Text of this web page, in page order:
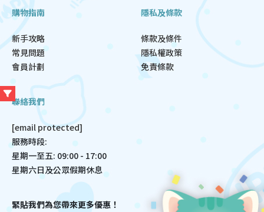
購物指南
新手攻略
常見問題
會員計劃
隱私及條款
條款及條件
隱私權政策
免責條款
聯絡我們
[email protected]
服務時段:
星期一至五: 09:00 - 17:00
星期六日及公眾假期休息
緊貼我們為您帶來更多優惠！